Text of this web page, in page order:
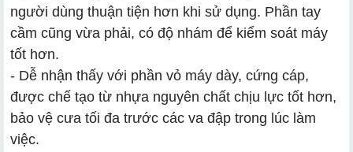
người dùng thuận tiện hơn khi sử dụng. Phần tay
cầm cũng vừa phải, có độ nhám để kiểm soát máy
tốt hơn.
- Dễ nhận thấy với phần vỏ máy dày, cứng cáp,
được chế tạo từ nhựa nguyên chất chịu lực tốt hơn,
bảo vệ cưa tối đa trước các va đập trong lúc làm
việc.